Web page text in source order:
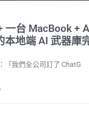
一台 MacBook +
本地端 AI 武器庫
「我們全公司訂了 ChatG